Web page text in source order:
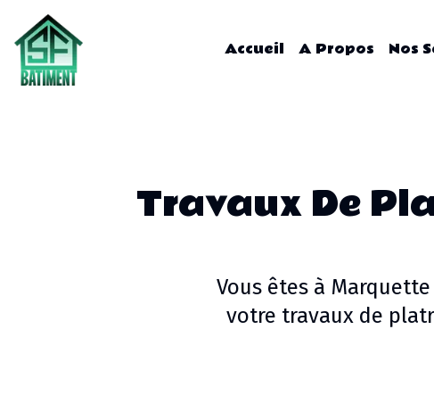
Accueil A Propos Nos
Travaux De
Vous êtes à
votre travaux de